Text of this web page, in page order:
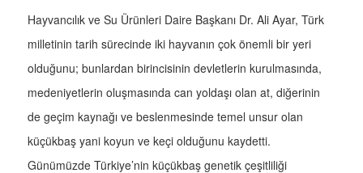
Hayvancılık ve Su Ürünleri Daire Başkanı Dr. Ali Ayar, Türk
milletinin tarih sürecinde iki hayvanın çok önemli bir yeri
olduğunu; bunlardan birincisinin devletlerin kurulmasında,
medeniyetlerin oluşmasında can yoldaşı olan at, diğerinin
de geçim kaynağı ve beslenmesinde temel unsur olan
küçükbaş yani koyun ve keçi olduğunu kaydetti.
Günümüzde Türkiye’nin küçükbaş genetik çeşitliliği